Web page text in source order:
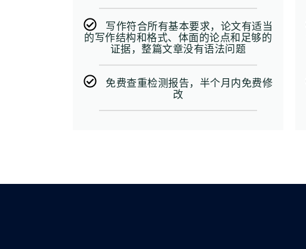
写作符合所有基本要求，论文有适当
的写作结构和格式、体面的论点和足够的
证据，整篇文章没有语法问题
免费查重检测报告，半个月内免费修
改